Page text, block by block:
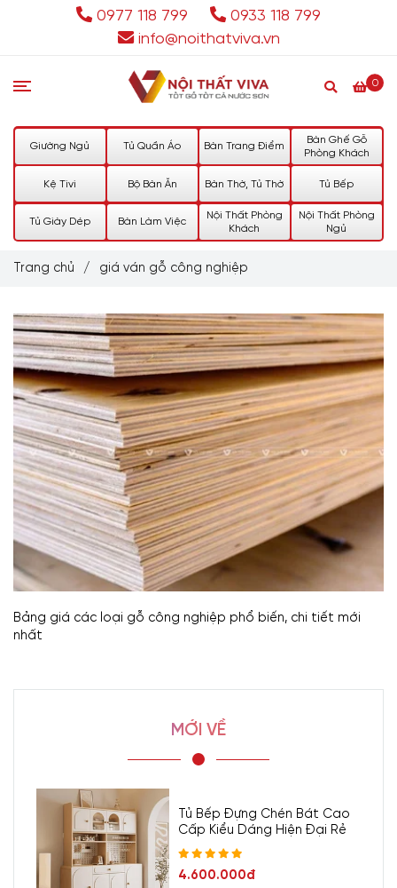
0977 118 799
0933 118 799
info@noithatviva.vn
0
Giường Ngủ Tủ Quần Áo Bàn Trang Điểm
Bàn Ghế Gỗ
Phòng Khách
Kệ Tivi Bộ Bàn Ăn Bàn Thờ, Tủ Thờ Tủ Bếp
Tủ Giày Dép Bàn Làm Việc
Nội Thất Phòng
Khách
Nội Thất Phòng
Ngủ
Trang chủ / giá ván gỗ công nghiệp
Bảng giá các loại gỗ công nghiệp phổ biến, chi tiết mới
nhất
MỚI VỀ
Tủ Bếp Đựng Chén Bát Cao
Cấp Kiểu Dáng Hiện Đại Rẻ
4.600.000đ